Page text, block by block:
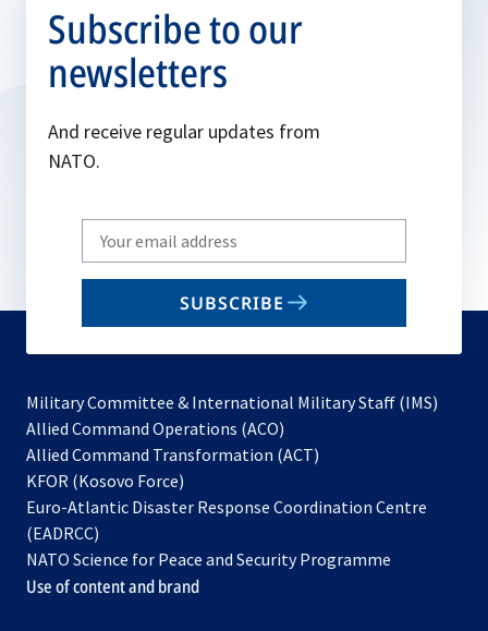
Subscribe to our
newsletters
And receive regular updates from
NATO.
Write
your
email
SUBSCRIBE
Military Committee & International Military Staff (IMS)
Allied Command Operations (ACO)
in
new
Allied Command Transformation (ACT)
a
tab
KFOR (Kosovo Force)
in
new
tab
Euro-Atlantic Disaster Response Coordination Centre
(EADRCC)
NATO Science for Peace and Security Programme
Use of content and brand